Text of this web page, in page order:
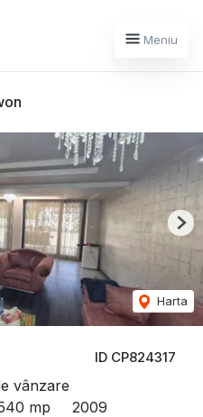
Meniu
ID CP824317
vânzare
mp 2009
Harta